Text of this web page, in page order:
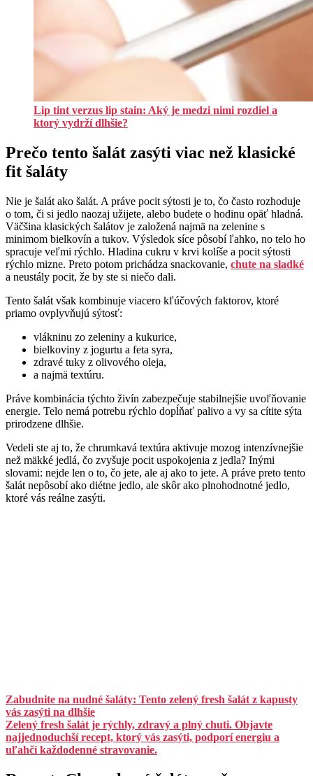
Lip tint verzus lip stain: Aký je medzi nimi rozdiel a
ktorý vydrží dlhšie?
Prečo tento šalát zasýti viac než klasické
fit šaláty
Nie je šalát ako šalát. A práve pocit sýtosti je to, čo často rozhoduje
o tom, či si jedlo naozaj užijete, alebo budete o hodinu opäť hladná.
Väčšina klasických šalátov je založená najmä na zelenine s
minimom bielkovín a tukov. Výsledok síce pôsobí ľahko, no telo ho
spracuje veľmi rýchlo. Hladina cukru v krvi kolíše a pocit sýtosti
rýchlo mizne. Preto potom prichádza snackovanie, chute na sladké
a neustály pocit, že by ste si niečo dali.
Tento šalát však kombinuje viacero kľúčových faktorov, ktoré
priamo ovplyvňujú sýtosť:
vlákninu zo zeleniny a kukurice,
bielkoviny z jogurtu a feta syra,
zdravé tuky z olivového oleja,
a najmä textúru.
Práve kombinácia týchto živín zabezpečuje stabilnejšie uvoľňovanie
energie. Telo nemá potrebu rýchlo dopĺňať palivo a vy sa cítite sýta
prirodzene dlhšie.
Vedeli ste aj to, že chrumkavá textúra aktivuje mozog intenzívnejšie
než mäkké jedlá, čo zvyšuje pocit uspokojenia z jedla? Inými
slovami: nejde len o to, čo jete, ale aj ako to jete. A práve preto tento
šalát nepôsobí ako diétne jedlo, ale skôr ako plnohodnotné jedlo,
ktoré vás reálne zasýti.
Zabudnite na nudné šaláty: Tento zelený fresh šalát z kapusty
vás zasýti na dlhšie
Zelený fresh šalát je rýchly, zdravý a plný chuti. Objavte
najjednoduchší recept, ktorý vás zasýti, podporí energiu a
uľahčí každodenné stravovanie.